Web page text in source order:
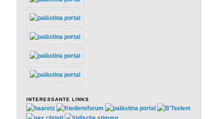
INTERESSANTE LINKS